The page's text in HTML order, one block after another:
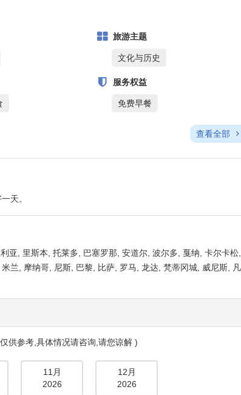
免费早餐
查看全部
天。